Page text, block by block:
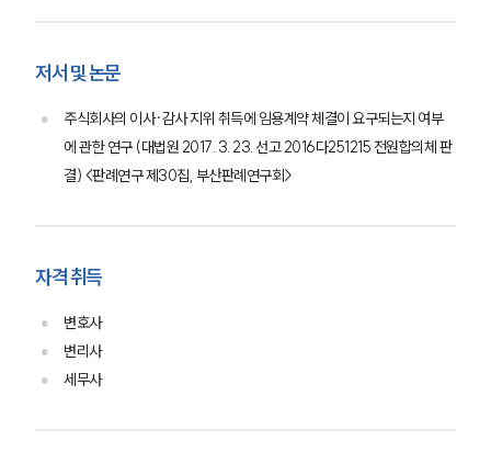
저서 및 논문
주식회사의 이사·감사 지위 취득에 임용계약 체결이 요구되는지 여부
에 관한 연구 (대법원 2017. 3. 23. 선고 2016다251215 전원합의체 판
결) <판례연구 제30집, 부산판례연구회>
자격 취득
변호사
변리사
세무사